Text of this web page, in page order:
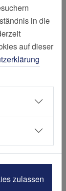
in die
auf dieser
zulassen